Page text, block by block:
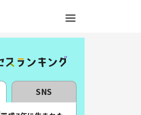
SNS